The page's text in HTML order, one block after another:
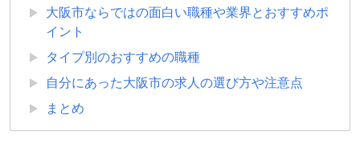
大阪市ならではの面白い職種や業界とおすすめポ
イント
タイプ別のおすすめの職種
自分にあった大阪市の求人の選び方や注意点
まとめ